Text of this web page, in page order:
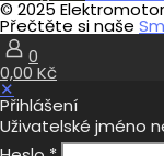
© 2025
Přečtěte si naše
0
0,00 Kč
✕
Přihlášení
Uživatelské jméno